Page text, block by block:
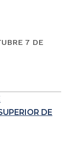
7 DE
DE